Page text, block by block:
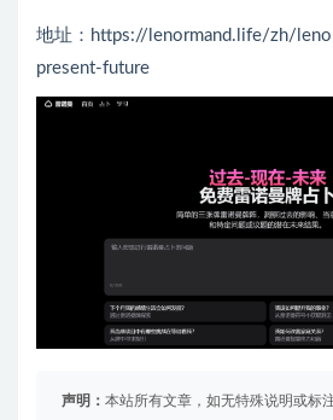
地址：https://lenormand.life/zh/
present-future
声明： 本站所有文章，如无特殊说明或标